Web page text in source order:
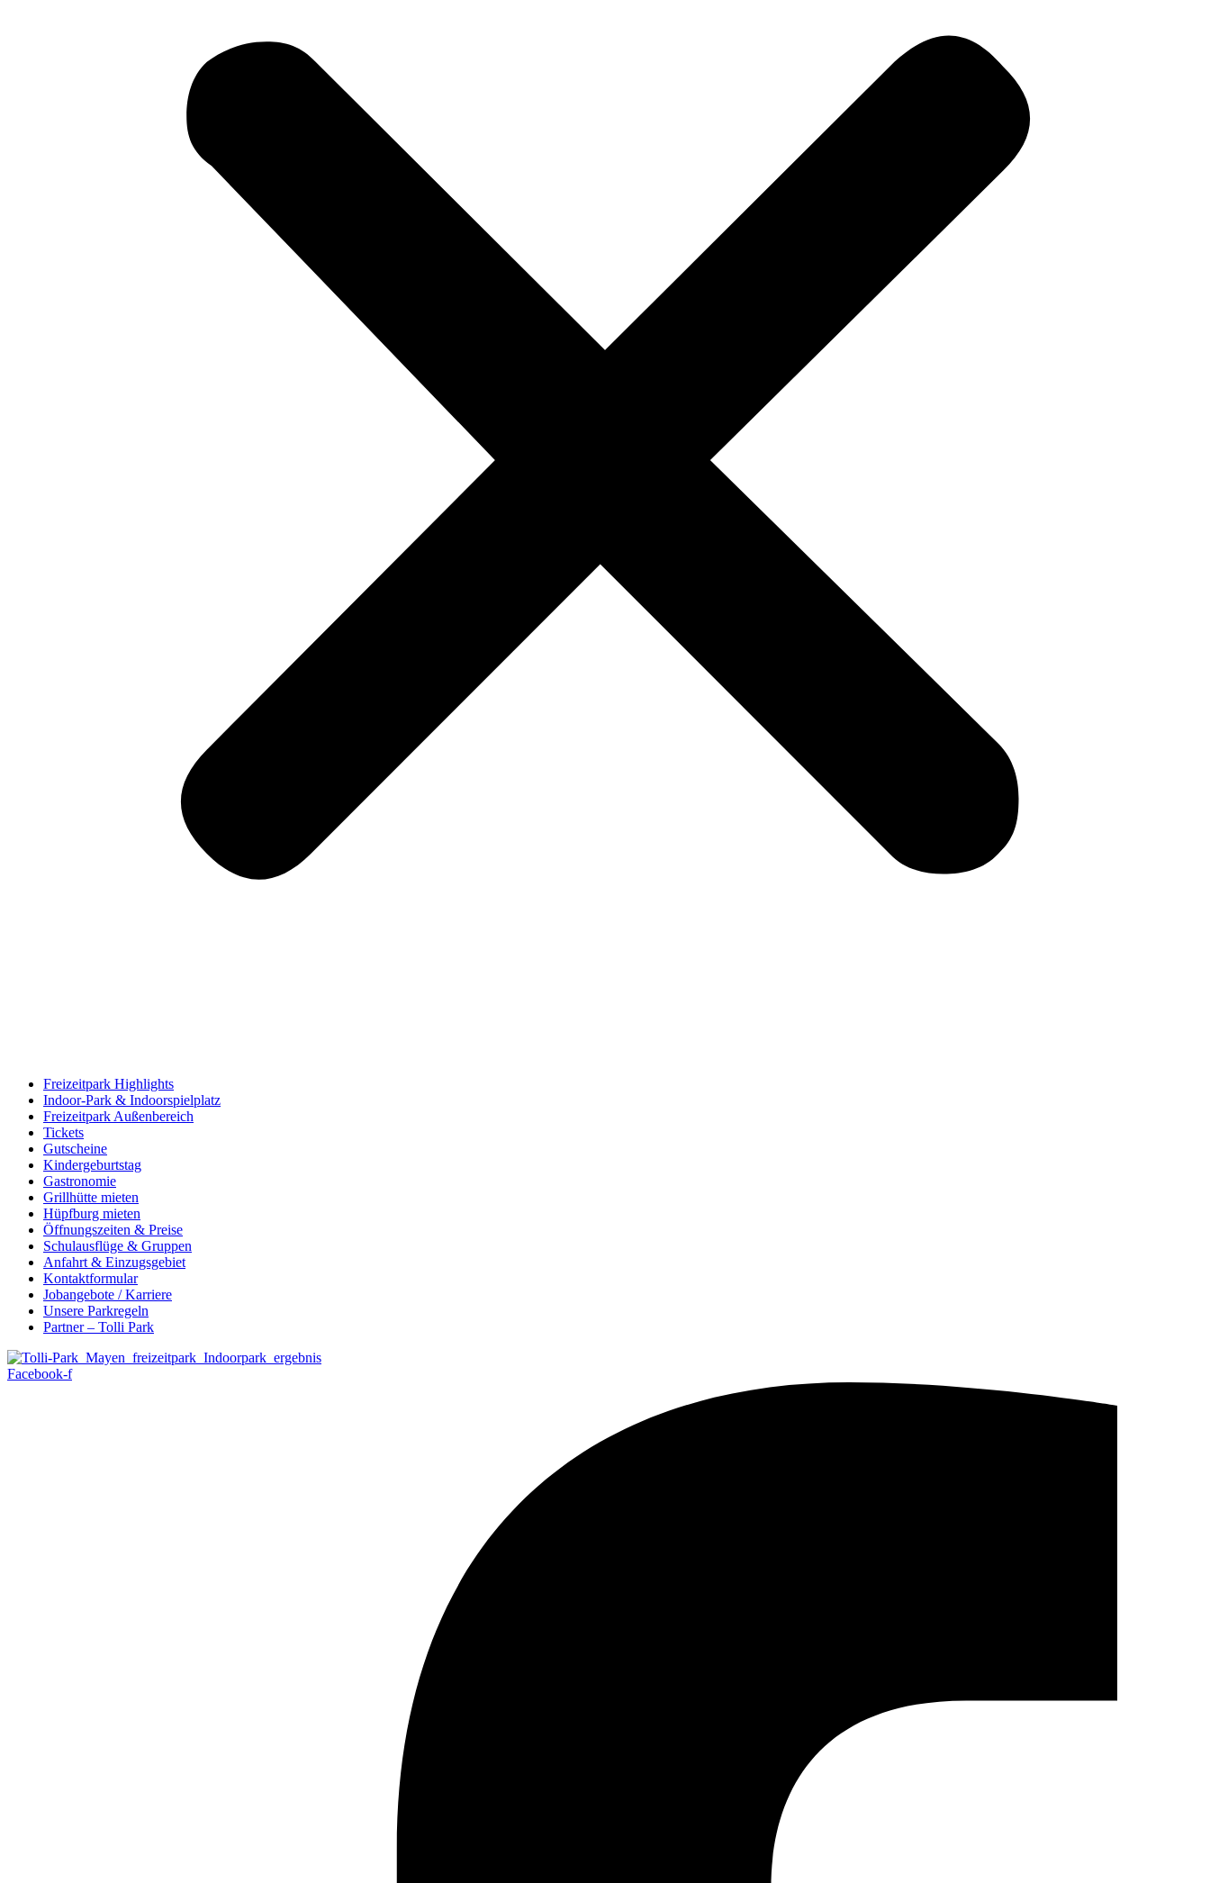
Freizeitpark Highlights
Indoor-Park & Indoorspielplatz
Freizeitpark Außenbereich
Tickets
Gutscheine
Kindergeburtstag
Gastronomie
Grillhütte mieten
Hüpfburg mieten
Öffnungszeiten & Preise
Schulausflüge & Gruppen
Anfahrt & Einzugsgebiet
Kontaktformular
Jobangebote / Karriere
Unsere Parkregeln
Partner – Tolli Park
Facebook-f